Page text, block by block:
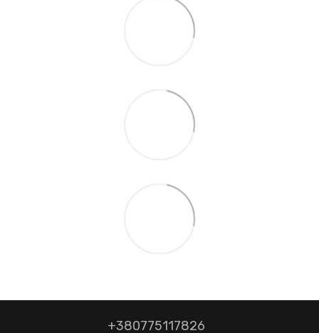
+380775117826